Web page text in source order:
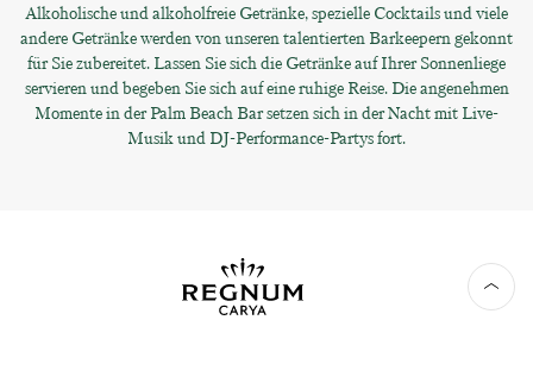
Alkoholische und alkoholfreie Getränke, spezielle Cocktails und viele
andere Getränke werden von unseren talentierten Barkeepern gekonnt
für Sie zubereitet. Lassen Sie sich die Getränke auf Ihrer Sonnenliege
servieren und begeben Sie sich auf eine ruhige Reise. Die angenehmen
Momente in der Palm Beach Bar setzen sich in der Nacht mit Live-
Musik und DJ-Performance-Partys fort.